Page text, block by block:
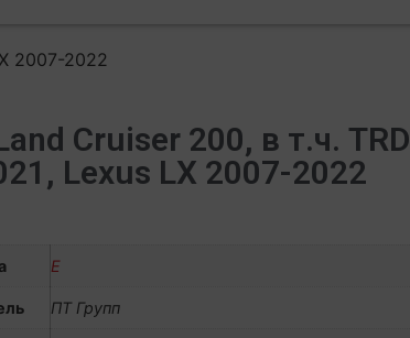
2007-2022
Cruiser 200, в т.ч. TRD
Lexus LX 2007-2022
E
ПТ Групп